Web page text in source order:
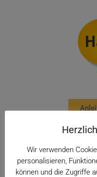
Wir verwenden
personalisieren,
können und die Zugriffe